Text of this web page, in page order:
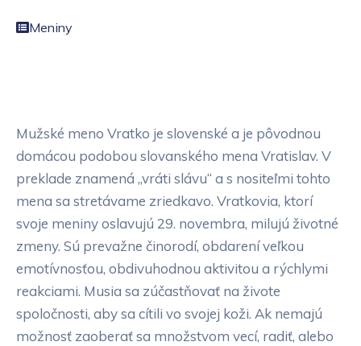
Meniny
Mužské meno Vratko je slovenské a je pôvodnou
domácou podobou slovanského mena Vratislav. V
preklade znamená „vráti slávu“ a s nositeľmi tohto
mena sa stretávame zriedkavo. Vratkovia, ktorí
svoje meniny oslavujú 29. novembra, milujú životné
zmeny. Sú prevažne činorodí, obdarení veľkou
emotívnosťou, obdivuhodnou aktivitou a rýchlymi
reakciami. Musia sa zúčastňovať na živote
spoločnosti, aby sa cítili vo svojej koži. Ak nemajú
možnosť zaoberať sa množstvom vecí, radiť, alebo